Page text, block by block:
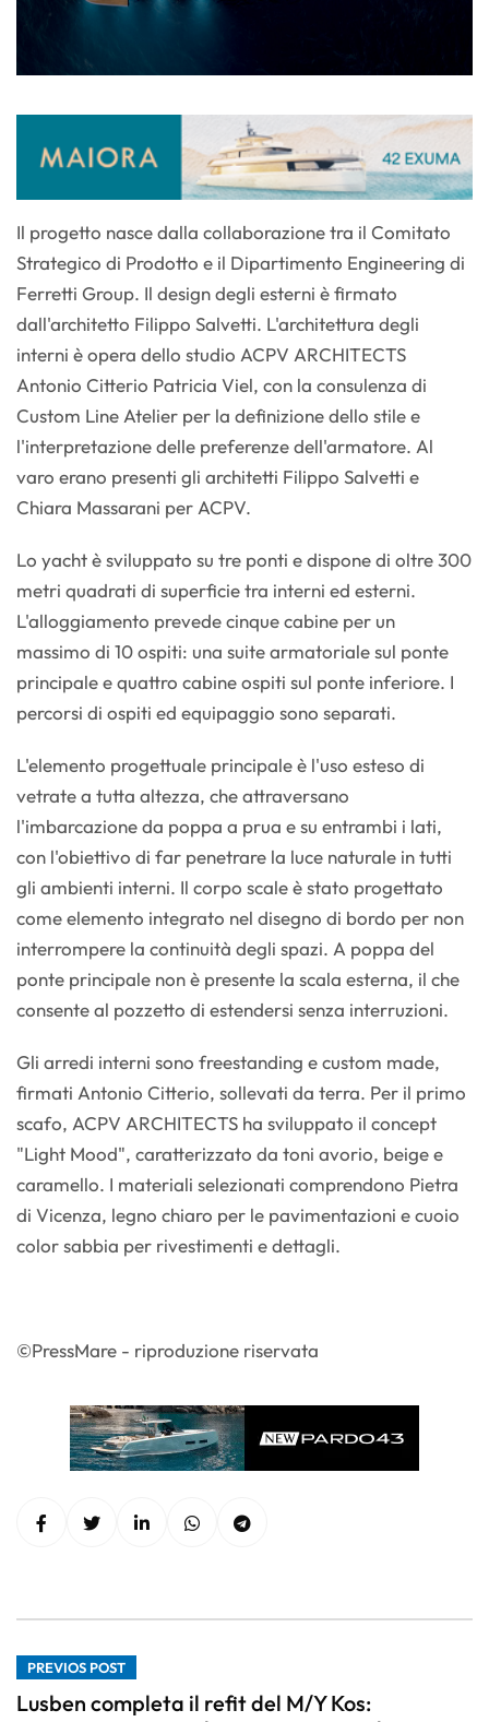
Il progetto nasce dalla collaborazione tra il Comitato
Strategico di Prodotto e il Dipartimento Engineering di
Ferretti Group. Il design degli esterni è firmato
dall'architetto Filippo Salvetti. L'architettura degli
interni è opera dello studio ACPV ARCHITECTS
Antonio Citterio Patricia Viel, con la consulenza di
Custom Line Atelier per la definizione dello stile e
l'interpretazione delle preferenze dell'armatore. Al
varo erano presenti gli architetti Filippo Salvetti e
Chiara Massarani per ACPV.
Lo yacht è sviluppato su tre ponti e dispone di oltre 300
metri quadrati di superficie tra interni ed esterni.
L'alloggiamento prevede cinque cabine per un
massimo di 10 ospiti: una suite armatoriale sul ponte
principale e quattro cabine ospiti sul ponte inferiore. I
percorsi di ospiti ed equipaggio sono separati.
L'elemento progettuale principale è l'uso esteso di
vetrate a tutta altezza, che attraversano
l'imbarcazione da poppa a prua e su entrambi i lati,
con l'obiettivo di far penetrare la luce naturale in tutti
gli ambienti interni. Il corpo scale è stato progettato
come elemento integrato nel disegno di bordo per non
interrompere la continuità degli spazi. A poppa del
ponte principale non è presente la scala esterna, il che
consente al pozzetto di estendersi senza interruzioni.
Gli arredi interni sono freestanding e custom made,
firmati Antonio Citterio, sollevati da terra. Per il primo
scafo, ACPV ARCHITECTS ha sviluppato il concept
"Light Mood", caratterizzato da toni avorio, beige e
caramello. I materiali selezionati comprendono Pietra
di Vicenza, legno chiaro per le pavimentazioni e cuoio
color sabbia per rivestimenti e dettagli.
©PressMare - riproduzione riservata
PREVIOS POST
Lusben completa il refit del M/Y Kos: